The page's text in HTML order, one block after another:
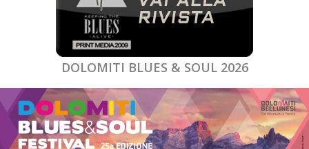
DOLOMITI BLUES & SOUL 2026